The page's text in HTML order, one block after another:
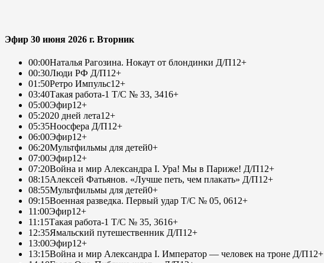
Эфир 30 июня 2026 г. Вторник
00:00Наталья Рагозина. Нокаут от блондинки Д/П12+
00:30Люди РФ Д/П12+
01:50Ретро Импульс12+
03:40Такая работа-1 Т/С № 33, 3416+
05:00Эфир12+
05:2020 дней лета12+
05:35Ноосфера Д/П12+
06:00Эфир12+
06:20Мультфильмы для детей0+
07:00Эфир12+
07:20Война и мир Александра I. Ура! Мы в Париже! Д/П12+
08:15Алексей Фатьянов. «Лучше петь, чем плакать» Д/П12+
08:55Мультфильмы для детей0+
09:15Военная разведка. Первый удар Т/С № 05, 0612+
11:00Эфир12+
11:15Такая работа-1 Т/С № 35, 3616+
12:35Ямальский путешественник Д/П12+
13:00Эфир12+
13:15Война и мир Александра I. Император — человек на троне Д/П12+